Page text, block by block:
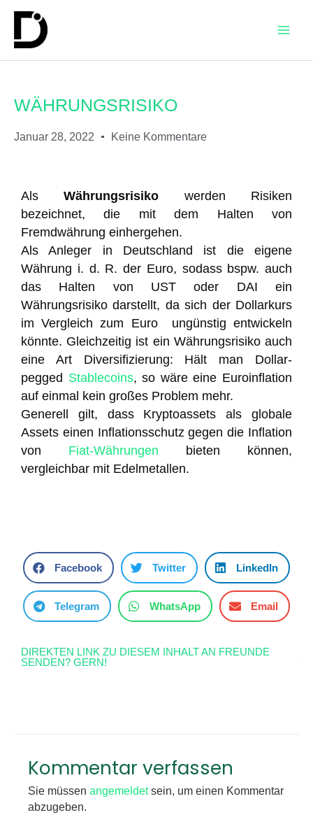
WÄHRUNGSRISIKO
Januar 28, 2022 Keine Kommentare
AlsWährungsrisiko werden Risiken
bezeichnet, die mit dem Halten von
Fremdwährung einhergehen.
Als Anleger in Deutschland ist die eigene
Währung i. d. R. der Euro, sodass bspw. auch
das Halten von UST oder DAI ein
Währungsrisiko darstellt, da sich der Dollarkurs
im Vergleich zum Euro ungünstig entwickeln
könnte. Gleichzeitig ist ein Währungsrisiko auch
eine Art Diversifizierung: Hält man Dollar-
pegged Stablecoins, so wäre eine Euroinflation
auf einmal kein großes Problem mehr.
Generell gilt, dass Kryptoassets als globale
Assets einen Inflationsschutz gegen die Inflation
von Fiat-Währungen bieten können,
vergleichbar mit Edelmetallen.
Facebook Twitter LinkedIn
Telegram WhatsApp Email
DIREKTEN LINK ZU DIESEM INHALT AN FREUNDE
SENDEN? GERN!
Kommentar verfassen
Sie müssen angemeldetsein, um einen Kommentar
abzugeben.